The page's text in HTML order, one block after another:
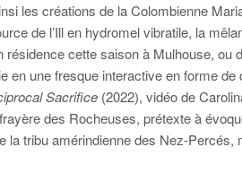
les créations de la Colombienne
de l’Ill en hydromel vibratile, la
résidence cette saison à Mulhouse, ou
en une fresque interactive en forme
Sacrifice (2022), vidéo de
des Rocheuses, prétexte à
la tribu amérindienne des Nez-